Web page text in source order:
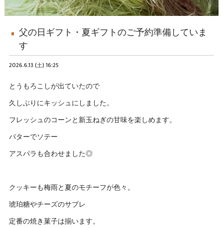
父の日ギフト・夏ギフトのご予約準備していま
す
2026.6.13 (土) 16:25
とうもろこしが出ていたので
久しぶりにキッシュにしました。
フレッシュのコーンと新玉ねぎの甘味を楽しめます。
バターでソテー
アスパラも合わせました◎
クッキーも梅雨と夏のモチーフが色々。
琥珀糖やチーズのサブレ
定番の焼き菓子は揃います。